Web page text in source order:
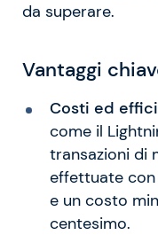
da superare.
Vantaggi
Costi ed
come il
transazioni di
effettuate con
e un costo
centesimo.